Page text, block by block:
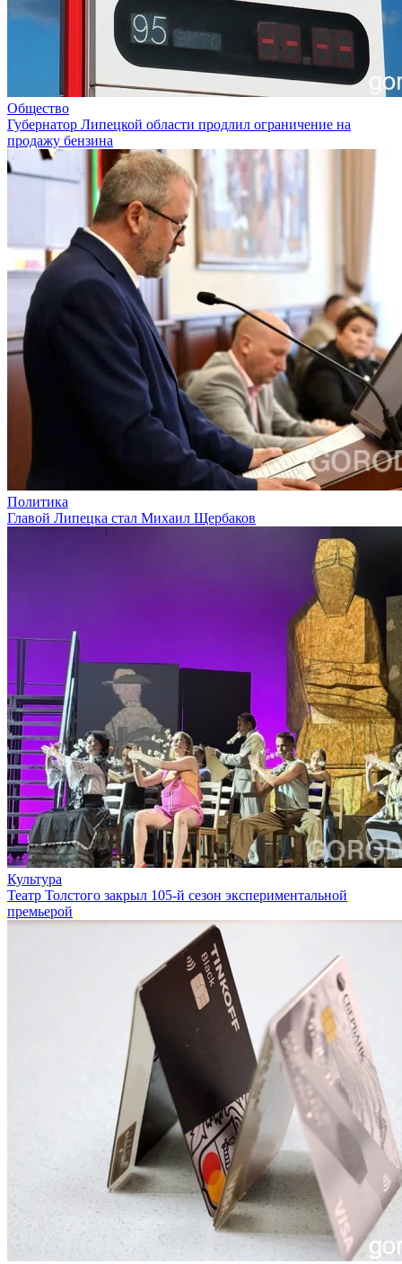
Общество
Губернатор Липецкой области продлил ограничение на
продажу бензина
Политика
Главой Липецка стал Михаил Щербаков
Культура
Театр Толстого закрыл 105-й сезон экспериментальной
премьерой